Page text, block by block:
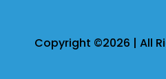
Copyright ©2026 | All